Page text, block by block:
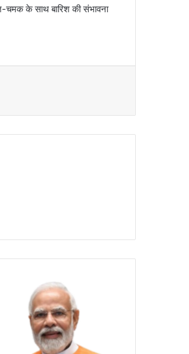
चमक के साथ बारिश की संभावना